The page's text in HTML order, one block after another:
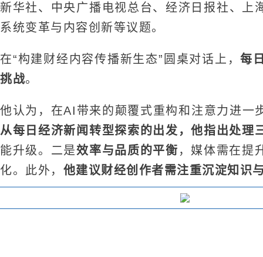
新华社、中央广播电视总台、经济日报社、
系统变革与内容创新等议题。
在“构建财经内容传播新生态”圆桌对话上，每
挑战。
他认为，在AI带来的颠覆式重构和注意力进一
从每日经济新闻转型探索的出发，他指出处理
能升级。二是效率与品质的平衡 ，媒体需在提
化。此外， 他建议财经创作者需注重沉淀知识